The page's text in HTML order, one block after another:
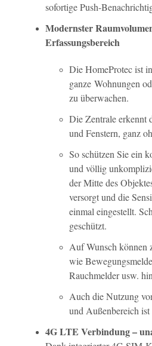
sofortige Push-
Modernster
Erfassungsbereich
Die HomeProtec ist
ganze Wohnungen
zu überwachen.
Die Zentrale erkennt
und Fenstern, ganz
So schützen Sie ein
und völlig
der Mitte des
versorgt und die
einmal eingestellt.
geschützt.
Auf Wunsch können
wie
Rauchmelder usw.
Auch die Nutzung
und Außenbereich
4G LTE Verbindung –